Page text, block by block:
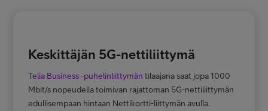
Keskittäjän 5G-nettiliittymä
Telia Business -puhelinliittymän tilaajana saat jopa 1000
Mbit/s nopeudella toimivan rajattoman 5G-nettiliittymän
edullisempaan hintaan Nettikortti-liittymän avulla.